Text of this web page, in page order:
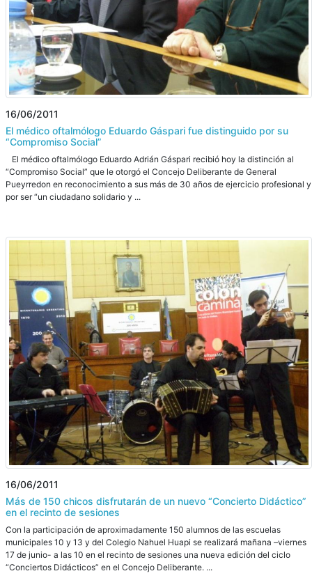
16/06/2011
El médico oftalmólogo Eduardo Gáspari fue distinguido por su
“Compromiso Social”
El médico oftalmólogo Eduardo Adrián Gáspari recibió hoy la distinción al
“Compromiso Social” que le otorgó el Concejo Deliberante de General
Pueyrredon en reconocimiento a sus más de 30 años de ejercicio profesional y
por ser “un ciudadano solidario y ...
16/06/2011
Más de 150 chicos disfrutarán de un nuevo “Concierto Didáctico”
en el recinto de sesiones
Con la participación de aproximadamente 150 alumnos de las escuelas
municipales 10 y 13 y del Colegio Nahuel Huapi se realizará mañana –viernes
17 de junio- a las 10 en el recinto de sesiones una nueva edición del ciclo
“Conciertos Didácticos” en el Concejo Deliberante. ...